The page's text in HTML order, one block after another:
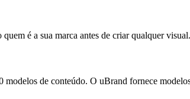
é a sua marca antes de criar qualquer
de conteúdo. O uBrand fornece